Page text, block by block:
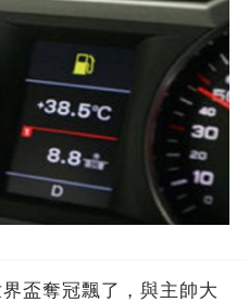
盃奪冠飄了，與主帥大